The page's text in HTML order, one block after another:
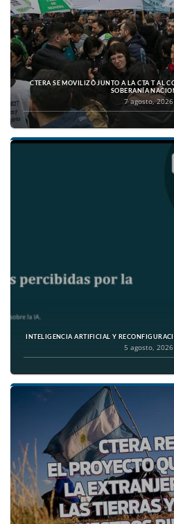
CTERA SE MOVILIZÓ JUNTO A LA CTA T AL
SOBERANÍA
7 agosto, 2026
INTELIGENCIA ARTIFICIAL Y
5 agosto, 2026